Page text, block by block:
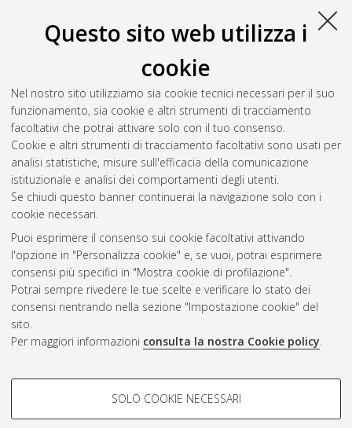
Questo sito web utilizza i
cookie
Nel nostro sito utilizziamo sia cookie tecnici necessari per il suo
funzionamento, sia cookie e altri strumenti di tracciamento
facoltativi che potrai attivare solo con il tuo consenso.
Cookie e altri strumenti di tracciamento facoltativi sono usati per
analisi statistiche, misure sull'efficacia della comunicazione
istituzionale e analisi dei comportamenti degli utenti.
Se chiudi questo banner continuerai la navigazione solo con i
cookie necessari.
Puoi esprimere il consenso sui cookie facoltativi attivando
l'opzione in "Personalizza cookie" e, se vuoi, potrai esprimere
consensi più specifici in "Mostra cookie di profilazione".
Potrai sempre rivedere le tue scelte e verificare lo stato dei
consensi rientrando nella sezione "Impostazione cookie" del
sito.
Per maggiori informazioni consulta la nostra Cookie policy.
COOKIE DI PROFILAZIONE -
SOLO COOKIE NECESSARI
Gestione del documento:
Atom
Rss 1.0
Rss 2.0
ISSN: 2038-7946
Impostazioni Cookie
Informativa sulla privacy
Condizioni d’uso del sito